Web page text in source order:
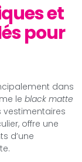
et
pour
dans
le black matte
offre une
d’une